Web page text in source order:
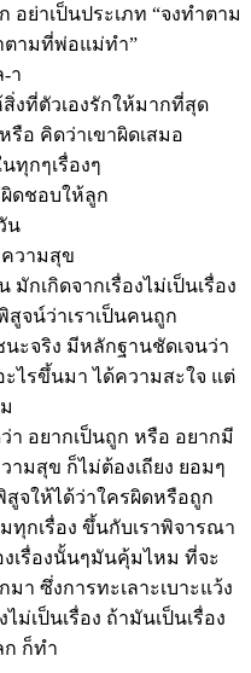
อย่าเป็นประเภท “จงทำตาม
ามที่พ่อแม่ทำ”
า
งที่ตัวเองรักให้มากที่สุด
รือ คิดว่าเขาผิดเสมอ
ทุกๆเรื่องๆ
ดชอบให้ลูก
น
วามสุข
กเกิดจากเรื่องไม่เป็นเรื่อง
สูจน์ว่าเราเป็นคนถูก
ะจริง มีหลักฐานชัดเจนว่า
ะไรขึ้นมา ได้ความสะใจ แต่
า อยากเป็นถูก หรือ อยากมี
ามสุข ก็ไม่ต้องเถียง ยอมๆ
จให้ได้ว่าใครผิดหรือถูก
ทุกเรื่อง ขึ้นกับเราพิจารณา
เรื่องนั้นๆมันคุ้มไหม ที่จะ
า ซึ่งการทะเลาะเบาะแว้ง
ม่เป็นเรื่อง ถ้ามันเป็นเรื่อง
ก็ทำ